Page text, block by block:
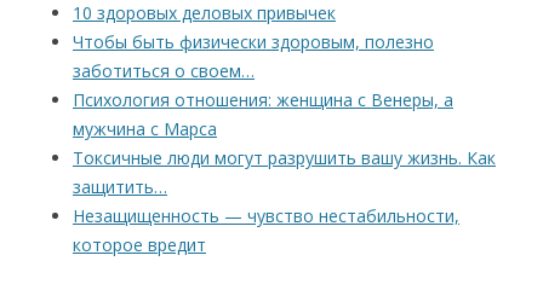
10 здоровых деловых привычек
Чтобы быть физически здоровым, полезно
заботиться о своем…
Психология отношения: женщина с Венеры, а
мужчина с Марса
Токсичные люди могут разрушить вашу жизнь. Как
защитить…
Незащищенность — чувство нестабильности,
которое вредит